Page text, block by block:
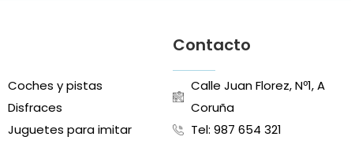
Coches y pistas
Disfraces
Juguetes para imitar
Contacto
Calle Juan Florez, Nº1, A
Coruña
Tel: 987 654 321